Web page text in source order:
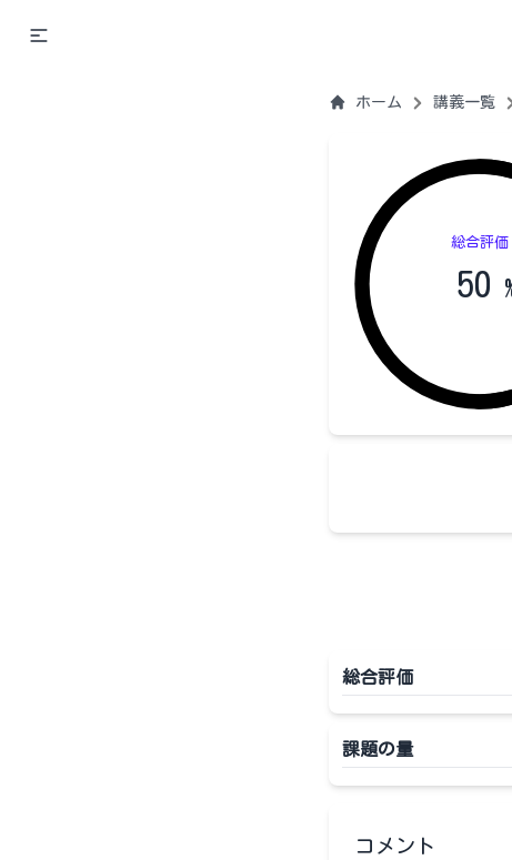
ホーム 講義一覧
総合評価
50
総合評価
課題の量
コメント